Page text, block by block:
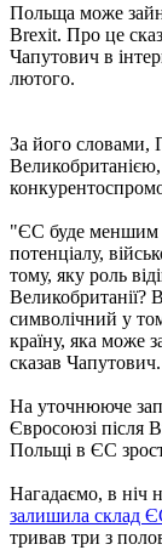
Польща може
Brexit. Про це
Чапутович в
лютого.
За його словами,
"ЄС буде меншим
потенціалу,
тому, яку роль
Великобританії?
символічний у
країну, яка може
сказав Чапутович.
На уточнююче
Євросоюзі після
Польщі в ЄС
Нагадаємо, в ніч
залишила склад
тривав три з